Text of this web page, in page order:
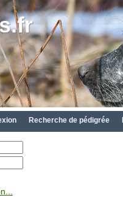
Recherche de pédigrée